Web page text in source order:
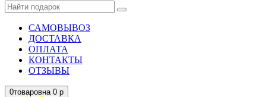
САМОВЫВОЗ
ДОСТАВКА
ОПЛАТА
КОНТАКТЫ
ОТЗЫВЫ
0товаровна 0 р